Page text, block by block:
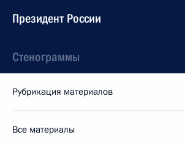
Президент России
Стенограммы
Рубрикация материалов
Все материалы